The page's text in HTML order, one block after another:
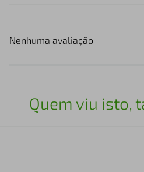
Nenhuma avaliação
Quem viu isto,